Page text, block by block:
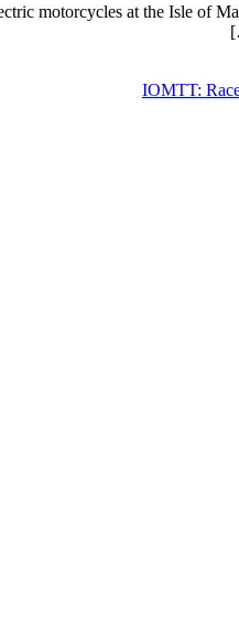
motorcycles at the Isle of
IOMTT: